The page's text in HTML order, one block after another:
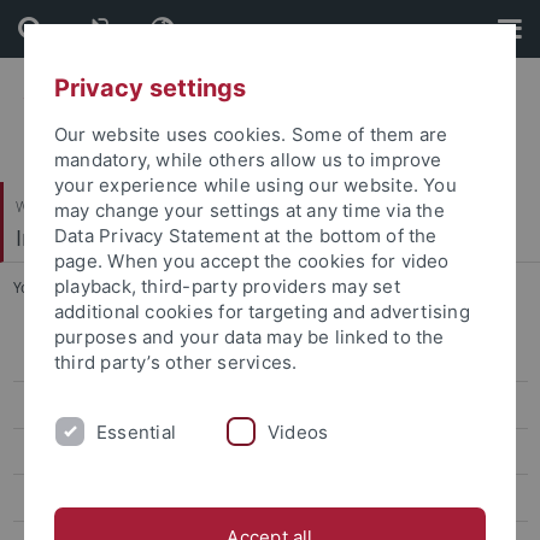
Skip
to
content
Skip
to
footer
Wirtschafts- und Sozialwissenschaftliche Fakultät
Institut für Politikwissenschaft
You are here: Startseite ... DoktorandInnen
Team
Forschungsprojekte
Privacy settings
Our website uses cookies. Some of them are
mandatory, while others allow us to improve
your experience while using our website. You
may change your settings at any time via the
Data Privacy Statement at the bottom of the
page. When you accept the cookies for video
playback, third-party providers may set
additional cookies for targeting and advertising
purposes and your data may be linked to the
third party’s other services.
Essential Videos